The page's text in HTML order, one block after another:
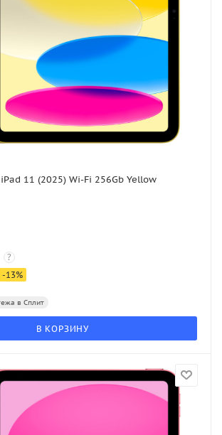
11 (2025) Wi-Fi 256Gb Yellow
?
-13%
в Сплит
В КОРЗИНУ